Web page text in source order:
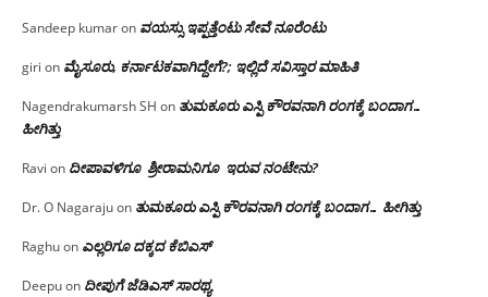
Sandeep kumaron ವಯಸ್ಸು ಇಪ್ಪತ್ತೆಂಟು ಸೇವೆ ನೂರೆಂಟು
giri on ಮೈಸೂರು, ಕರ್ನಾಟಕವಾಗಿದ್ದೇಗೆ?; ಇಲ್ಲಿದೆ ಸವಿಸ್ತಾರ ಮಾಹಿತಿ
Nagendrakumarsh SH on ತುಮಕೂರು ಎಸ್ಪಿ ಕೌರವನಾಗಿ ರಂಗಕ್ಕೆ ಬಂದಾಗ…
ಹೀಗಿತ್ತು
Ravi on ದೀಪಾವಳಿಗೂ ಶ್ರೀರಾಮನಿಗೂ ಇರುವ ನಂಟೇನು?
Dr. O Nagarajuon ತುಮಕೂರು ಎಸ್ಪಿ ಕೌರವನಾಗಿ ರಂಗಕ್ಕೆ ಬಂದಾಗ… ಹೀಗಿತ್ತು
Raghuon ಎಲ್ಲರಿಗೂ ದಕ್ಕದ ಕೆಬಿಎಸ್
Deepuon ದೀಪುಗೆ ಜೆಡಿಎಸ್ ಸಾರಥ್ಯ